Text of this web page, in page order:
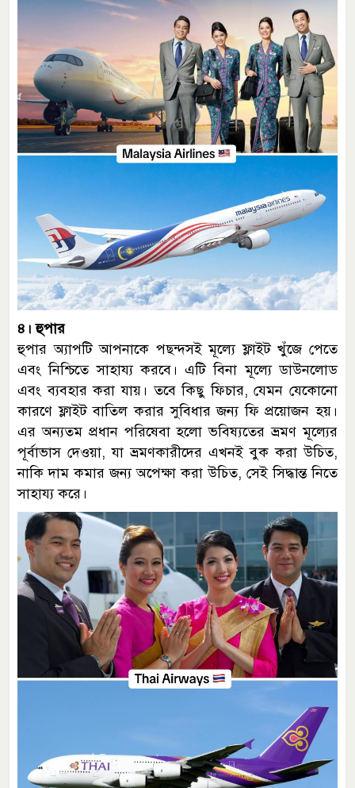
৪। হুপার
হুপার অ্যাপটি আপনাকে পছন্দসই মূল্যে ফ্লাইট খুঁজে পেতে
এবং নিশ্চিতে সাহায্য করবে। এটি বিনা মূল্যে ডাউনলোড
এবং ব্যবহার করা যায়। তবে কিছু ফিচার, যেমন যেকোনো
কারণে ফ্লাইট বাতিল করার সুবিধার জন্য ফি প্রয়োজন হয়।
এর অন্যতম প্রধান পরিষেবা হলো ভবিষ্যতের ভ্রমণ মূল্যের
পূর্বাভাস দেওয়া, যা ভ্রমণকারীদের এখনই বুক করা উচিত,
নাকি দাম কমার জন্য অপেক্ষা করা উচিত, সেই সিদ্ধান্ত নিতে
সাহায্য করে।